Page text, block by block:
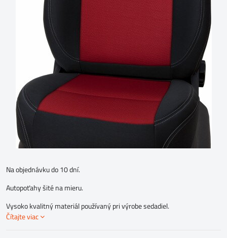
Na objednávku do 10 dní.
Autopoťahy šité na mieru.
Vysoko kvalitný materiál používaný pri výrobe sedadiel.
Čítajte viac